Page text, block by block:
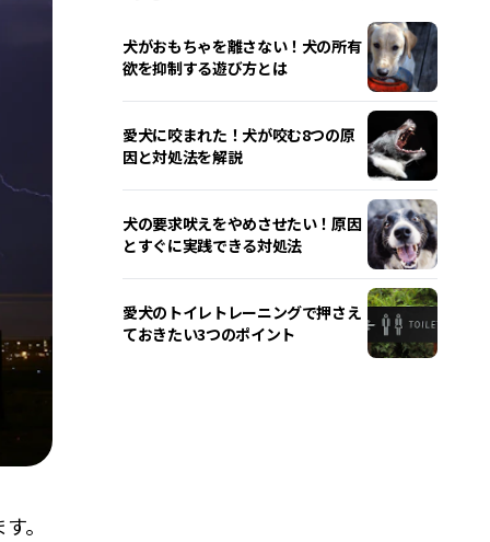
。
犬がおもちゃを離さない！犬の所有
欲を抑制する遊び方とは
愛犬に咬まれた！犬が咬む8つの原
因と対処法を解説
犬の要求吠えをやめさせたい！原因
とすぐに実践できる対処法
愛犬のトイレトレーニングで押さえ
ておきたい3つのポイント